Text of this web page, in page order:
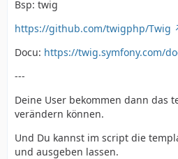
Bsp: twig
https://github.com/twigphp/Twig
Docu: https://twig.symfony.com/
---
Deine User bekommen dann das
verändern können.
Und Du kannst im script die
und ausgeben lassen.